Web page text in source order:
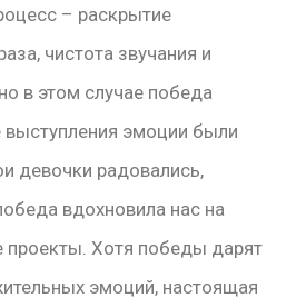
– раскрытие
чистота звучания и
в этом случае победа
эмоции были
девочки радовались,
вдохновила нас на
проекты. Хотя победы дарят
эмоций, настоящая